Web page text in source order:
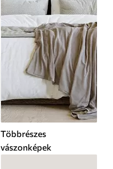
Többrészes
vászonképek